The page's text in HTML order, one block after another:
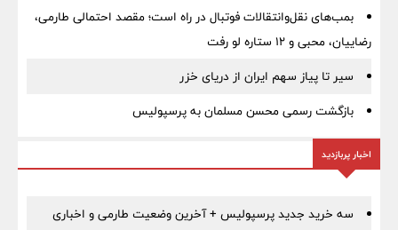
بمب‌های نقل‌وانتقالات فوتبال در راه است؛ مقصد احتمالی طارمی،
رضاییان، محبی و ۱۲ ستاره لو رفت
سیر تا پیاز سهم ایران از دریای خزر
بازگشت رسمی محسن مسلمان به پرسپولیس
اخبار پربازدید
سه خرید جدید پرسپولیس + آخرین وضعیت طارمی و اخباری